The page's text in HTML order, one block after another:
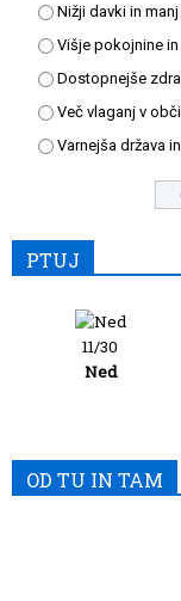
Nižji davki in
Višje pokojnine
Dostopnejše
Več vlaganj v
Varnejša država
PTUJ
11/30
Ned
OD TU IN TAM